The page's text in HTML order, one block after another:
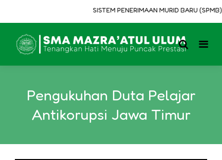
SISTEM PENERIMAAN MURID BARU
Pengukuhan Duta Pelajar
Antikorupsi Jawa Timur